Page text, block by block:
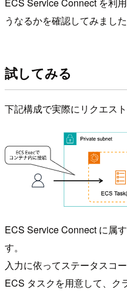
ECS Service Connect を利
うなるかを確認してみました
試してみる
下記構成で実際にリクエス
ECS Service Connect に属
す。
入力に依ってステータスコ
ECS タスクを用意して、ク